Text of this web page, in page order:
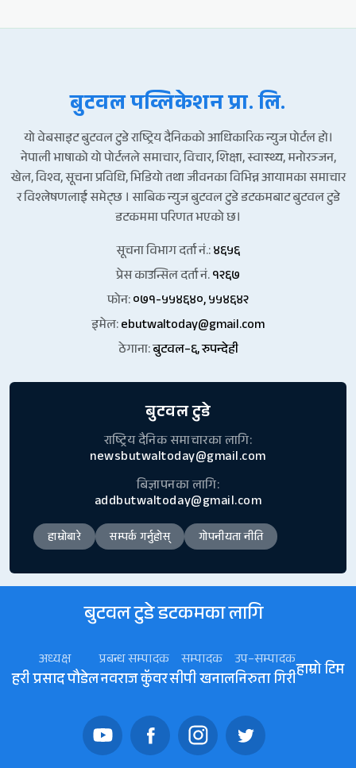
बुटवल पव्लिकेशन प्रा. लि.
यो वेबसाइट बुटवल टुडे राष्ट्रिय दैनिकको आधिकारिक न्युज पोर्टल हो।
नेपाली भाषाको यो पोर्टलले समाचार, विचार, शिक्षा, स्वास्थ्य, मनोरञ्जन,
खेल, विश्व, सूचना प्रविधि, भिडियो तथा जीवनका विभिन्न आयामका समाचार
र विश्लेषणलाई समेट्छ । साबिक न्युज बुटवल टुडे डटकमबाट बुटवल टुडे
डटकममा परिणत भएको छ।
सूचना विभाग दर्ता नं.:४६५६
प्रेस काउन्सिल दर्ता नं.१२६७
फोन:०७१-५५४६४०, ५५४६४२
इमेल:ebutwaltoday@gmail.com
ठेगाना:बुटवल–६, रुपन्देही
बुटवल टुडे
राष्ट्रिय दैनिक समाचारका लागि:
newsbutwaltoday@gmail.com
बिज्ञापनका लागि:
addbutwaltoday@gmail.com
हाम्रोबारे सम्पर्क गर्नुहोस् गोपनीयता नीति
बुटवल टुडे डटकमका लागि
अध्यक्ष
हरी प्रसाद पौडेल
प्रबन्ध सम्पादक
नवराज कॅुवर
सम्पादक
सीपी खनाल
उप–सम्पादक
निरुता गिरीहाम्रो टिम